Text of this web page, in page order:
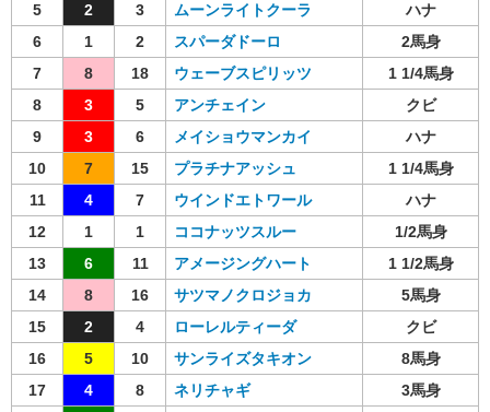
5
2 3 ムーンライトクーラ
ハナ
6
1 2 スパーダドーロ
2馬身
7
8 18 ウェーブスピリッツ
1 1/4馬身
8
3 5 アンチェイン
クビ
9
3 6 メイショウマンカイ
ハナ
10
7 15 プラチナアッシュ
1 1/4馬身
11
4 7 ウインドエトワール
ハナ
12
1 1 ココナッツスルー
1/2馬身
13
6 11 アメージングハート
1 1/2馬身
14
8 16 サツマノクロジョカ
5馬身
15
2 4 ローレルティーダ
クビ
16
5 10 サンライズタキオン
8馬身
17
4 8 ネリチャギ
3馬身